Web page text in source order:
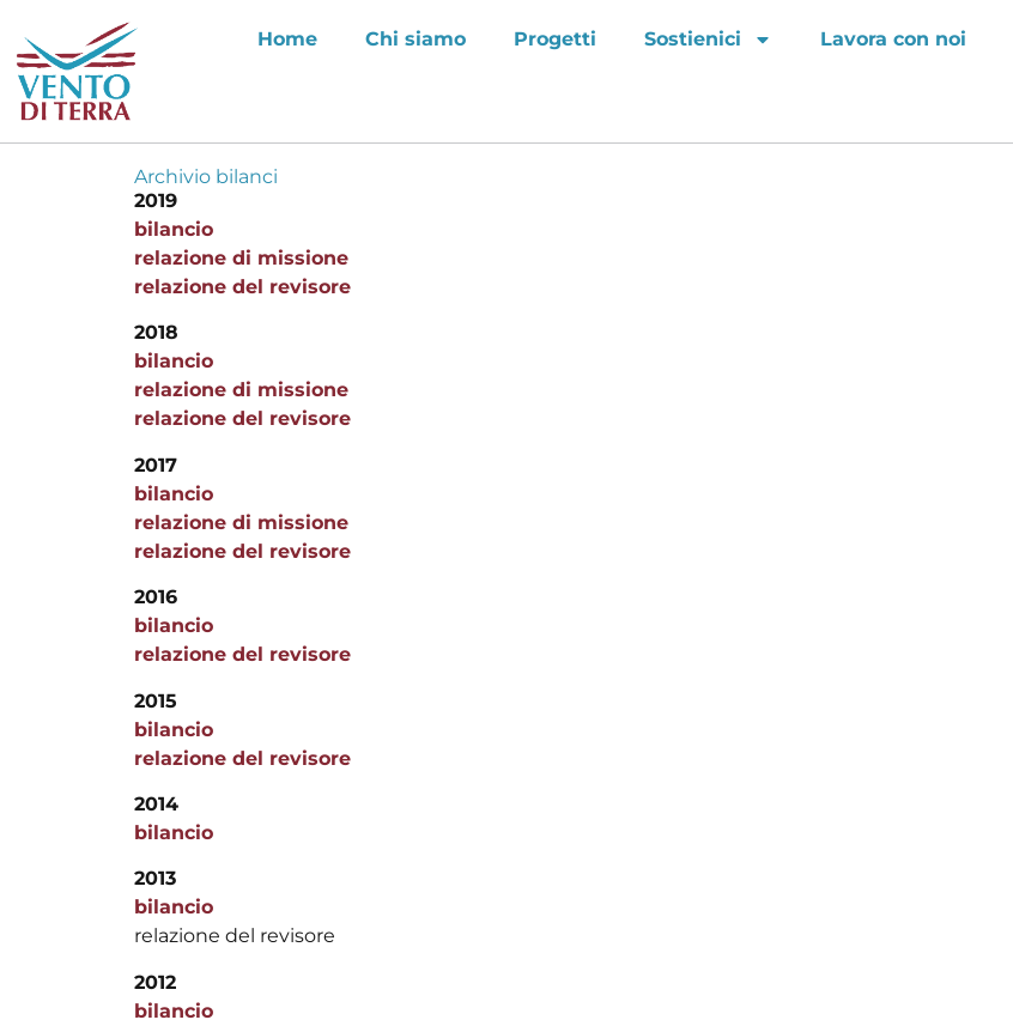
Home Chi siamo Progetti Sostienici Lavora con noi
Archivio bilanci
2019
bilancio
relazione di missione
relazione del revisore
2018
bilancio
relazione di missione
relazione del revisore
2017
bilancio
relazione di missione
relazione del revisore
2016
bilancio
relazione del revisore
2015
bilancio
relazione del revisore
2014
bilancio
2013
bilancio
relazione del revisore
2012
bilancio